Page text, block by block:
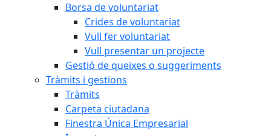
Borsa de voluntariat
Crides de voluntariat
Vull fer voluntariat
Vull presentar un projecte
Gestió de queixes o suggeriments
Tràmits i gestions
Tràmits
Carpeta ciutadana
Finestra Única Empresarial